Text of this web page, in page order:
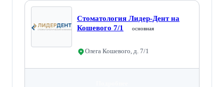
Стоматология Лидер-Дент на
Кошевого 7/1
основная
Олега Кошевого, д. 7/1